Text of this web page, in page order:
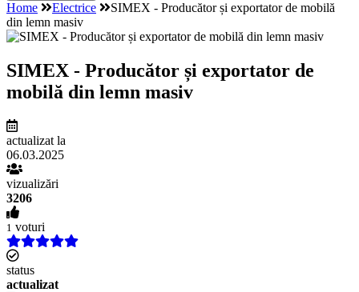
Home Electrice
SIMEX - Producător și exportator de mobilă
din lemn masiv
SIMEX - Producător și exportator de
mobilă din lemn masiv
actualizat la
06.03.2025
vizualizări
3206
1 voturi
status
actualizat